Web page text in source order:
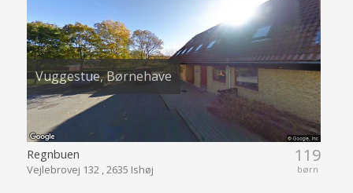
Vuggestue, Børnehave
119
børn
Regnbuen
Vejlebrovej 132 , 2635 Ishøj